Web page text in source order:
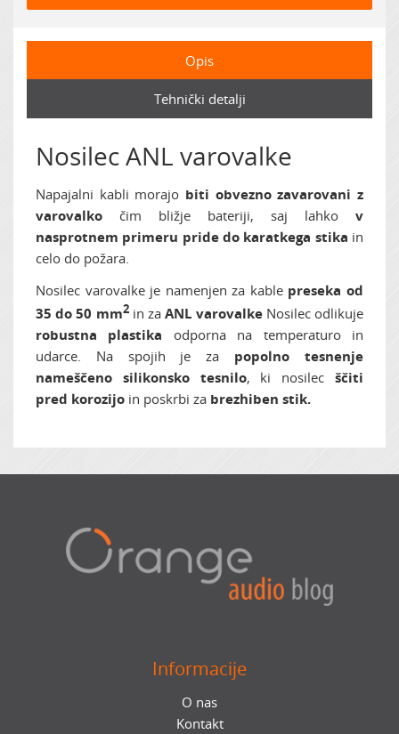
Opis
Tehnički detalji
Nosilec ANL varovalke
Napajalni kabli morajo biti obvezno zavarovani z
varovalko čim bližje bateriji, saj lahko v
nasprotnem primeru pride do karatkega stika in
celo do požara.
Nosilec varovalke je namenjen za kable preseka od
35 do 50 mm2in zaANL varovalkeNosilec odlikuje
robustna plastika odporna na temperaturo in
udarce. Na spojih je za popolno tesnenje
nameščeno silikonsko tesnilo, ki nosilecščiti
pred korozijo in poskrbi za brezhiben stik.
Informacije
O nas
Kontakt